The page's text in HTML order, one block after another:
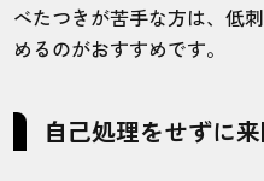
べたつきが苦手な方は、低
めるのがおすすめです。
自己処理をせずに